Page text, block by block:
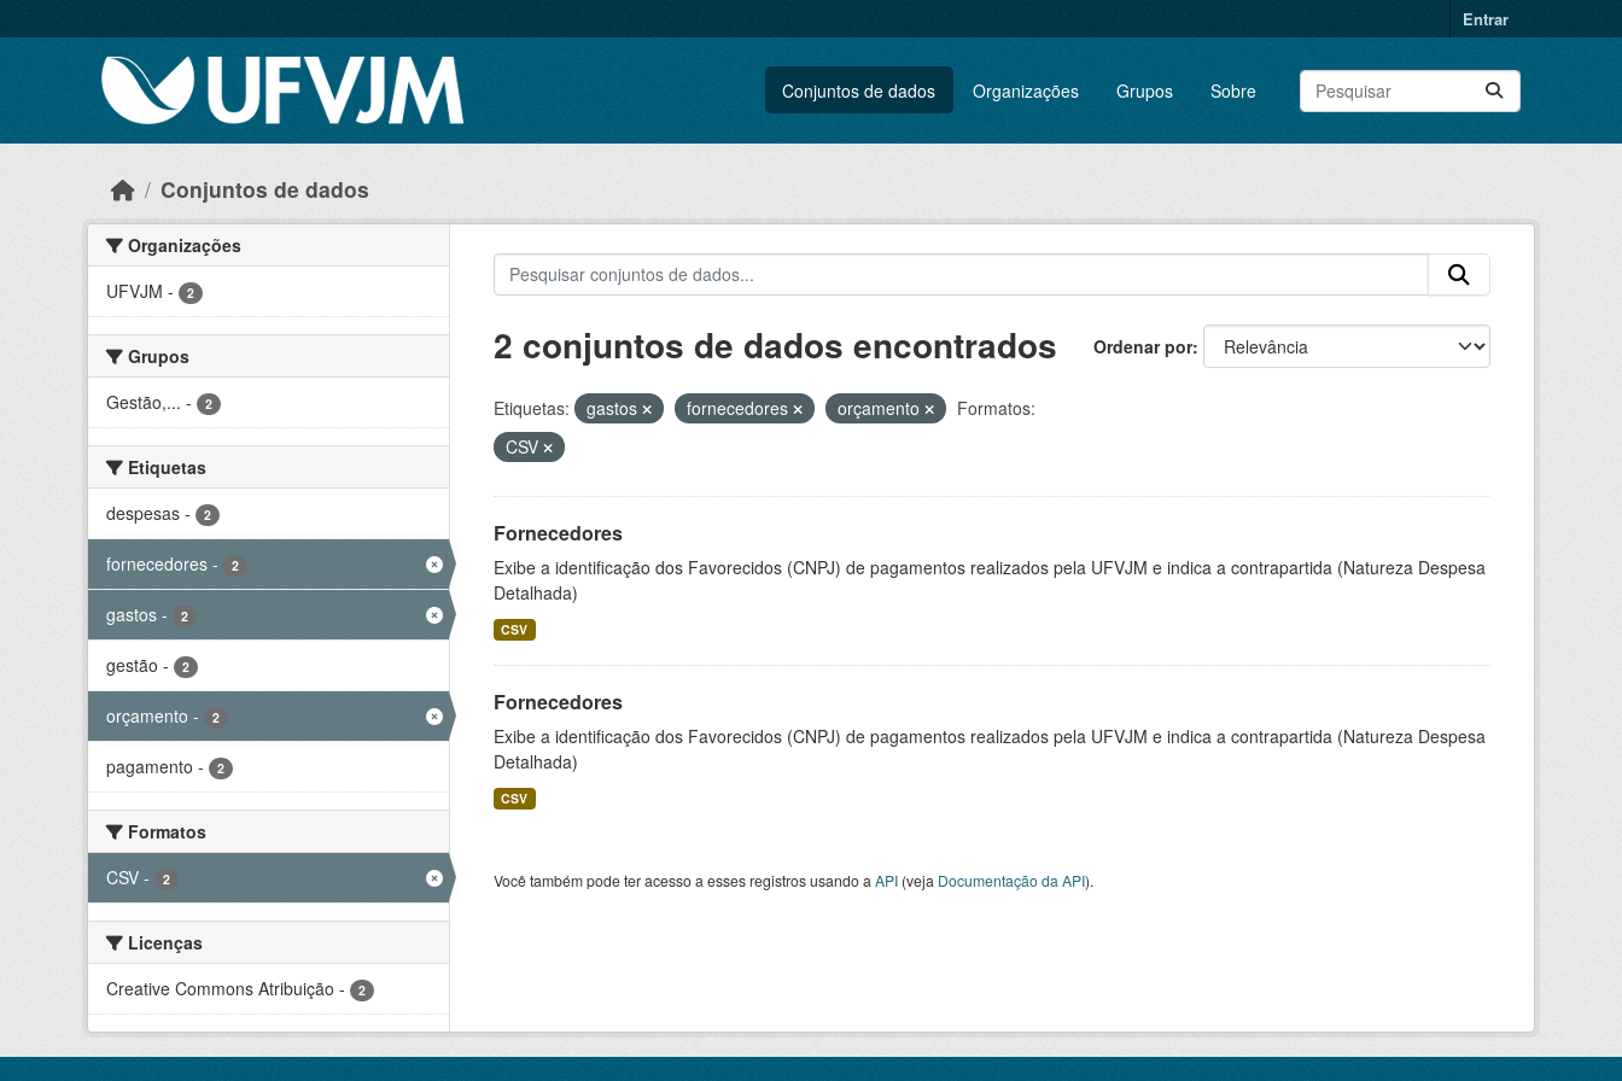
Entrar
Conjuntos de dados Organizações Grupos Sobre
Conjuntos de dados
Organizações
UFVJM - 2
Grupos
Gestão,... - 2
Etiquetas
despesas - 2
fornecedores - 2
gastos - 2
gestão - 2
orçamento - 2
pagamento - 2
Formatos
CSV - 2
Licenças
Creative Commons Atribuição - 2
Ordenar por
2 conjuntos de dados encontrados
Etiquetas: gastos fornecedores orçamento
Formatos:
CSV
Fornecedores
Exibe a identificação dos Favorecidos (CNPJ) de pagamentos realizados pela UFVJM e indica a contrapartida (Natureza Despesa
Detalhada)
CSV
Fornecedores
Exibe a identificação dos Favorecidos (CNPJ) de pagamentos realizados pela UFVJM e indica a contrapartida (Natureza Despesa
Detalhada)
CSV
Você também pode ter acesso a esses registros usando a API(veja Documentação da API).